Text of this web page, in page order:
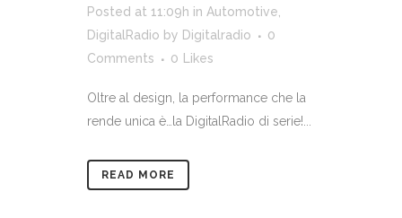
Posted at 11:09h in Automotive,
DigitalRadio by Digitalradio
0
Comments
0 Likes
Oltre al design, la performance che la
rende unica è…la DigitalRadio di serie!...
READ MORE